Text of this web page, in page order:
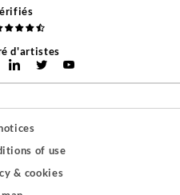
d'artistes
of use
& cookies